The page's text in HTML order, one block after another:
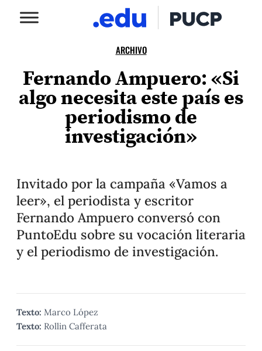
ARCHIVO
Fernando Ampuero: «Si
algo necesita este país es
periodismo de
investigación»
Invitado por la campaña «Vamos a
leer», el periodista y escritor
Fernando Ampuero conversó con
PuntoEdu sobre su vocación literaria
y el periodismo de investigación.
Texto: Marco López
Texto: Rollin Cafferata